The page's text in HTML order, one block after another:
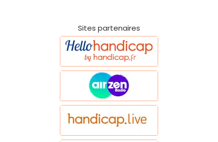
Sites partenaires